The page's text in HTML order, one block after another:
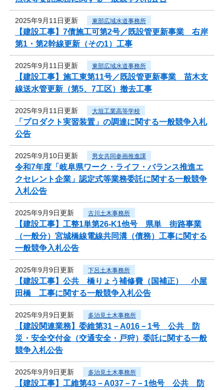
2025年9月11日更新 東部広域水道事務所
【建設工事】7債施工可第2号／既設管更新事業 右岸
第1・第2幹線更新（その1）工事
2025年9月11日更新 東部広域水道事務所
【建設工事】施工東第11号／既設管更新事業 苗木支
線送水管更新（第5、7工区）撤去工事
2025年9月11日更新 大垣工業高等学校
「プロダクト実習装置」の調達に関する一般競争入札
公告
2025年9月10日更新 男女共同参画推進課
令和7年度「岐阜県ワーク・ライフ・バランス推進エ
クセレント企業」認定式等業務委託に関する一般競争
入札公告
2025年9月9日更新 古川土木事務所
【建設工事】工整1単第26-K1他号 県単 街路事業
（一般分）宮城橋線電線共同溝（債務）工事に関する
一般競争入札公告
2025年9月9日更新 下呂土木事務所
【建設工事】公共 橋りょう補修費（国補正） 小屋
田橋 工事に関する一般競争入札公告
2025年9月9日更新 多治見土木事務所
【建設関連業務】委維第31－A016－1号 公共 防
災・安全交付金（交通安全・戸狩）委託に関する一般
競争入札公告
2025年9月9日更新 多治見土木事務所
【建設工事】工維第43－A037－7－1他号 公共 防